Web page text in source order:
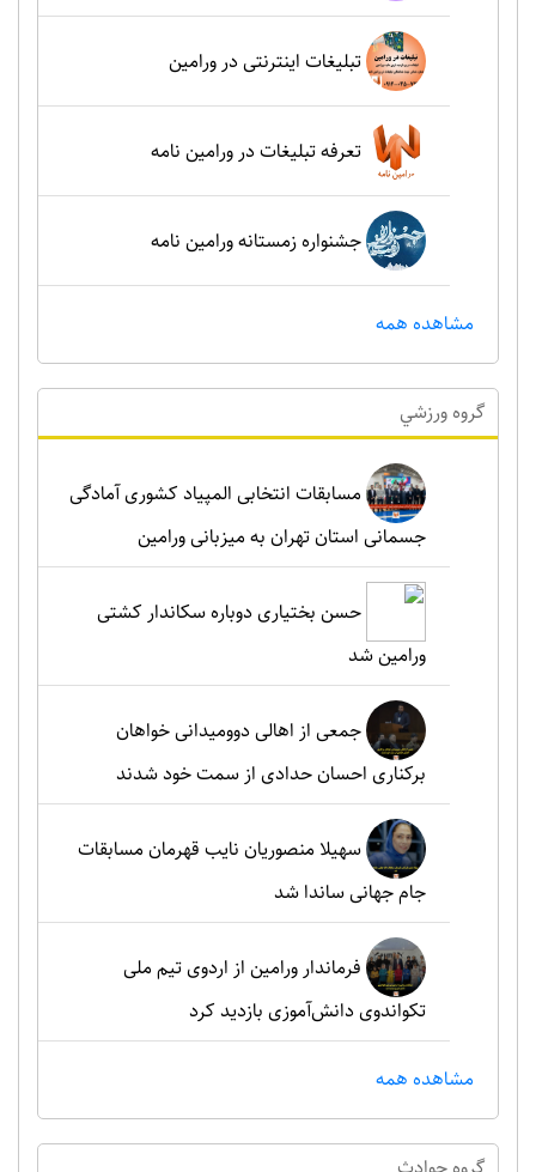
تبلیغات اینترنتی در ورامین
تعرفه تبلیغات در ورامین نامه
جشنواره زمستانه ورامین نامه
مشاهده همه
گروه ورزشي
مسابقات انتخابی المپیاد کشوری آمادگی
جسمانی استان تهران به میزبانی ورامین
حسن بختیاری دوباره سکاندار کشتی
ورامین شد
جمعی از اهالی دوومیدانی خواهان
برکناری احسان حدادی از سمت خود شدند
سهیلا منصوریان نایب قهرمان مسابقات
جام جهانی ساندا شد
فرماندار ورامین از اردوی تیم ملی
تکواندوی دانش‌آموزی بازدید کرد
مشاهده همه